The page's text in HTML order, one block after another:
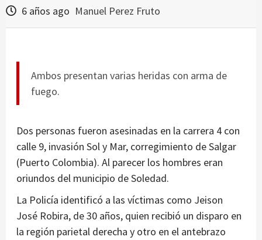
6 años ago Manuel Perez Fruto
Ambos presentan varias heridas con arma de
fuego.
Dos personas fueron asesinadas en la carrera 4 con
calle 9, invasión Sol y Mar, corregimiento de Salgar
(Puerto Colombia). Al parecer los hombres eran
oriundos del municipio de Soledad.
La Policía identificó a las víctimas como Jeison
José Robira, de 30 años, quien recibió un disparo en
la región parietal derecha y otro en el antebrazo